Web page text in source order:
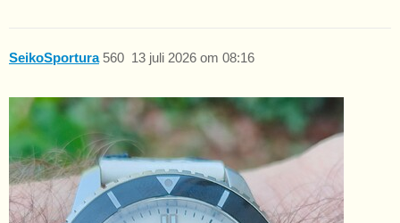
SeikoSportura 13 juli 2026 om 08:16
560